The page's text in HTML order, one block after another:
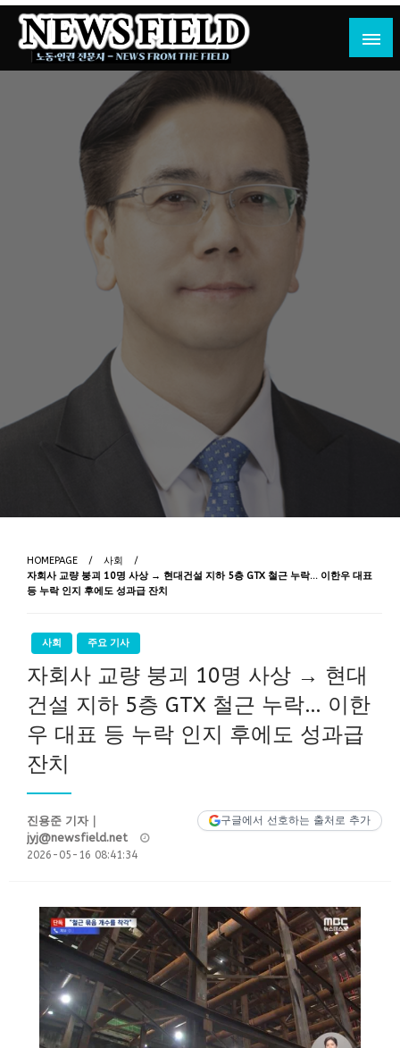
Skip
content
뉴스필드
노동·인권 전문지
HOMEPAGE
사회
자회사 교량 붕괴 10명 사상 → 현대건설 지하 5층 GTX 철근 누락… 이한우 대표
등 누락 인지 후에도 성과급 잔치
사회 주요 기사
자회사 교량 붕괴 10명 사상 → 현대
건설 지하 5층 GTX 철근 누락… 이한
우 대표 등 누락 인지 후에도 성과급
잔치
구글에서 선호하는 출처로 추가
진용준 기자｜
jyj@newsfield.net
2026-05-16 08:41:34